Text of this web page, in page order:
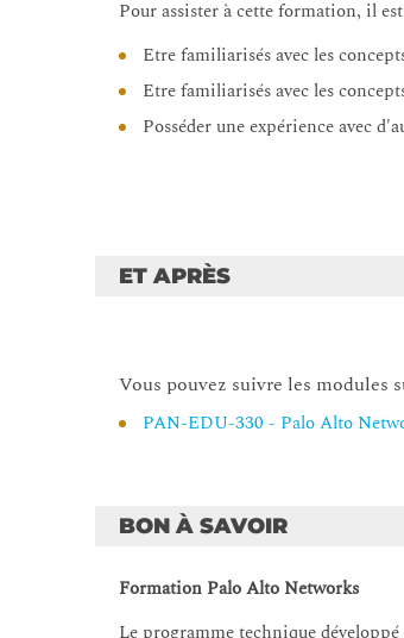
12 - Contrôle d'accès aux
13 - Utilisation du décryptage pour
14 - Localisation d'informations
Fournir une redondance de
Pour assister à cette formation, il
Etre familiarisés avec les
Etre familiarisés avec les
Posséder une expérience avec
ET APRÈS
Vous pouvez suivre les modules
PAN-EDU-330 - Palo Alto
BON À SAVOIR
Formation Palo Alto Networks
Le programme technique